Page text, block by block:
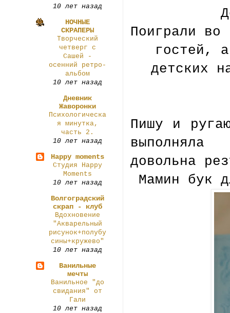
Поиграли во
гостей,
детских
Пишу и
довольна
Мамин бук
10 лет назад
НОЧНЫЕ
СКРАПЕРЫ
Творческий
четверг с
Сашей -
осенний ретро-
альбом
10 лет назад
Дневник
Жаворонки
Психологическа
я минутка,
часть 2.
10 лет назад
Happy moments
Студия Happy
Moments
10 лет назад
Волгоградский
скрап - клуб
Вдохновение
"Акварельный
рисунок+полубу
сины+кружево"
10 лет назад
Ванильные
мечты
Ванильное "до
свидания" от
Гали
10 лет назад